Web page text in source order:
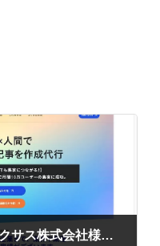
弊社サービスがアイテクサス株式会社様が運営されているメディアで紹介されました